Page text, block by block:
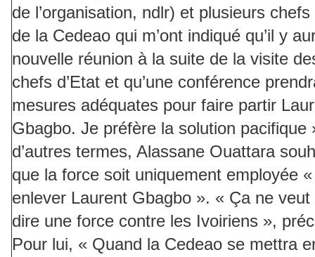
de l’organisation, ndlr) et plusieurs chefs
de la Cedeao qui m’ont indiqué qu’il y
nouvelle réunion à la suite de la visite
chefs d’Etat et qu’une conférence
mesures adéquates pour faire partir
Gbagbo. Je préfère la solution pacifique
d’autres termes, Alassane Ouattara
que la force soit uniquement employée
enlever Laurent Gbagbo ». « Ça ne veut
dire une force contre les Ivoiriens »,
Pour lui, « Quand la Cedeao se mettra